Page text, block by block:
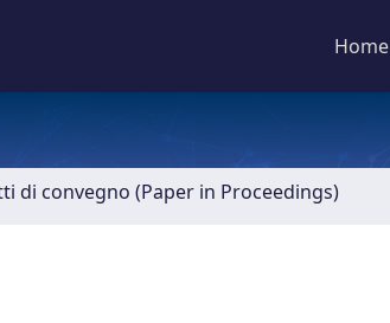
Home
di convegno (Paper in Proceedings)